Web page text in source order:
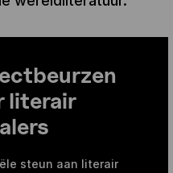
literair
steun aan literair